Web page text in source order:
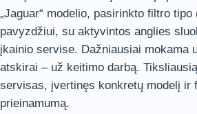
„Jaguar“ modelio, pasirinkto filtro tipo
pavyzdžiui, su aktyvintos anglies
įkainio servise. Dažniausiai mokama
atskirai – už keitimo darbą.
servisas, įvertinęs konkretų modelį ir
prieinamumą.